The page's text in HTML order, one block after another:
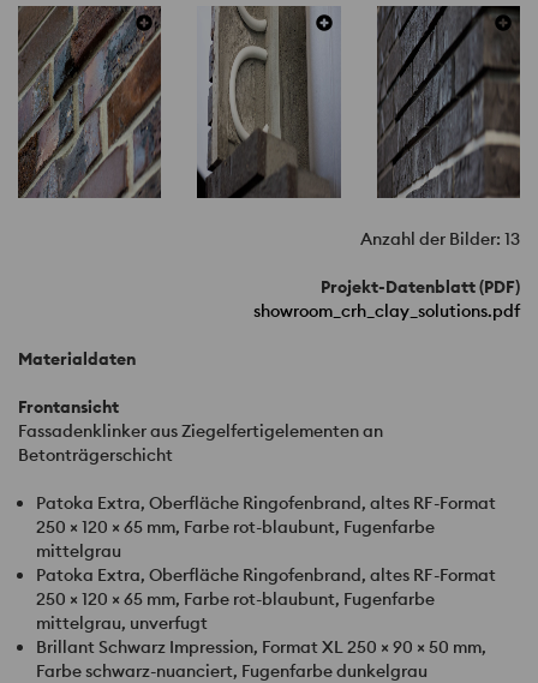
Anzahl der Bilder: 13
Projekt-Datenblatt (PDF)
showroom_crh_clay_solutions.pdf
Materialdaten
Frontansicht
Fassadenklinker aus Ziegelfertigelementen an
Betonträgerschicht
Patoka Extra, Oberfläche Ringofenbrand, altes RF-Format
250 × 120 × 65 mm, Farbe rot-blaubunt, Fugenfarbe
mittelgrau
Patoka Extra, Oberfläche Ringofenbrand, altes RF-Format
250 × 120 × 65 mm, Farbe rot-blaubunt, Fugenfarbe
mittelgrau, unverfugt
Brillant Schwarz Impression, Format XL 250 × 90 × 50 mm,
Farbe schwarz-nuanciert, Fugenfarbe dunkelgrau